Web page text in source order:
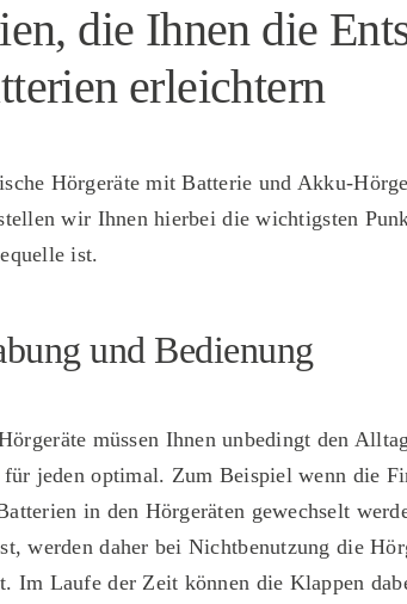
die Ihnen die
erleichtern
Hörgeräte mit Batterie und Akku-
wir Ihnen hierbei die wichtigsten
ist.
und Bedienung
müssen Ihnen unbedingt den
jeden optimal. Zum Beispiel wenn die
in den Hörgeräten gewechselt
werden daher bei Nicht­benutzung die
Im Laufe der Zeit können die Klappen